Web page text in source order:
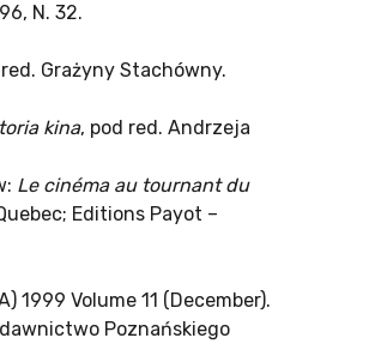
N. 32.
Grażyny Stachówny.
kina, pod red. Andrzeja
Le cinéma au tournant du
Editions Payot –
1999 Volume 11 (December).
Poznańskiego